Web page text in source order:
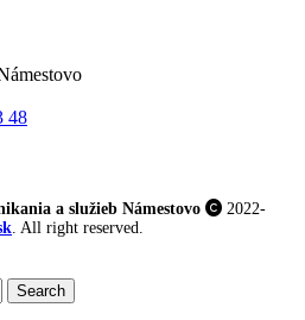
48
a služieb Námestovo
2022-
. All right reserved.
Search